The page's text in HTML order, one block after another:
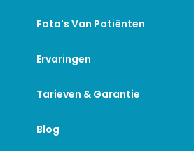
Foto's Van Patiënten
Ervaringen
Tarieven & Garantie
Blog